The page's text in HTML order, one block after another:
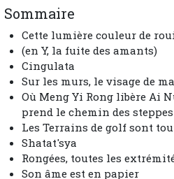
Sommaire
Cette lumière couleur de
(en Y, la fuite des amants)
Cingulata
Sur les murs, le visage de
Où Meng Yi Rong libère Ai
prend le chemin des steppes
Les Terrains de golf sont
Shatat'sya
Rongées, toutes les
Son âme est en papier